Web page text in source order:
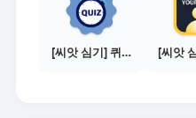
[씨앗 심기] 퀴즈 참여하기